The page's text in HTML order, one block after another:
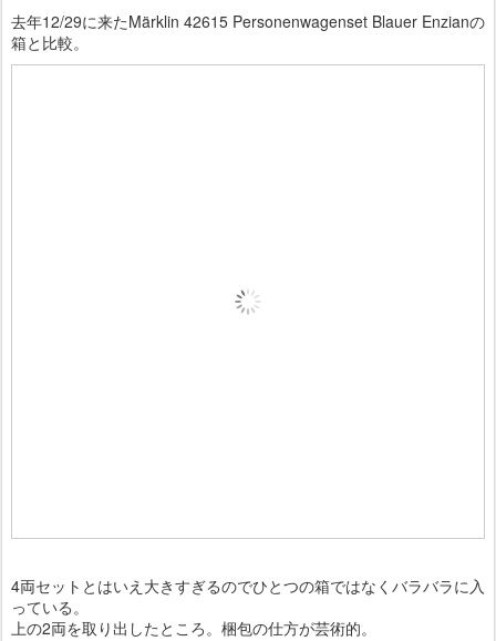
去年12/29に来たMärklin 42615 Personenwagenset Blauer Enzianの
箱と比較。
4両セットとはいえ大きすぎるのでひとつの箱ではなくバラバラに入
っている。
上の2両を取り出したところ。梱包の仕方が芸術的。